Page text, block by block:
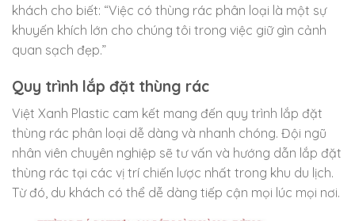
khách cho biết: “Việc có thùng rác phân loại là một sự
khuyến khích lớn cho chúng tôi trong việc giữ gìn cảnh
quan sạch đẹp.”
Quy trình lắp đặt thùng rác
Việt Xanh Plastic cam kết mang đến quy trình lắp đặt
thùng rác phân loại dễ dàng và nhanh chóng. Đội ngũ
nhân viên chuyên nghiệp sẽ tư vấn và hướng dẫn lắp đặt
thùng rác tại các vị trí chiến lược nhất trong khu du lịch.
Từ đó, du khách có thể dễ dàng tiếp cận mọi lúc mọi nơi.